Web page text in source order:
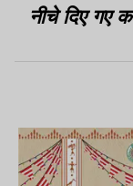
नीचे दिए गए